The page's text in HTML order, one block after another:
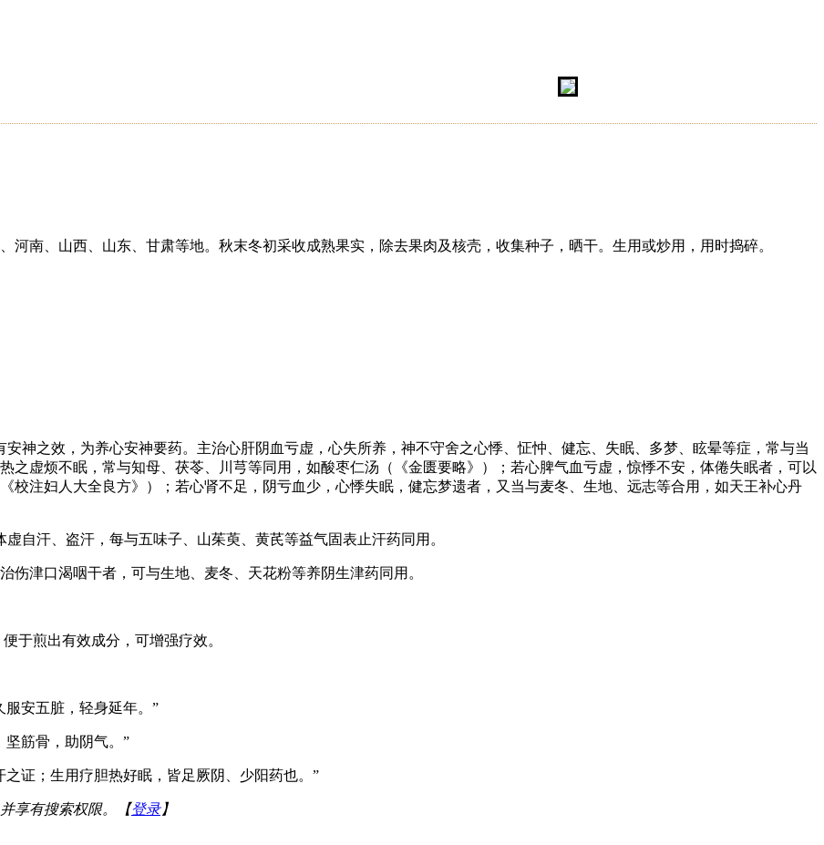
河南、山西、山东、甘肃等地。秋末冬初采收成熟果实，除去果肉及核壳，收集种子，晒干。生用或炒用，用时捣碎。
神之效，为养心安神要药。主治心肝阴血亏虚，心失所养，神不守舍之心悸、怔忡、健忘、失眠、多梦、眩晕等症，常与当
之虚烦不眠，常与知母、茯苓、川芎等同用，如酸枣仁汤（《金匮要略》）；若心脾气血亏虚，惊悸不安，体倦失眠者，可以
校注妇人大全良方》）；若心肾不足，阴亏血少，心悸失眠，健忘梦遗者，又当与麦冬、生地、远志等合用，如天王补心丹
自汗、盗汗，每与五味子、山茱萸、黄芪等益气固表止汗药同用。
津口渴咽干者，可与生地、麦冬、天花粉等养阴生津药同用。
于煎出有效成分，可增强疗效。
服安五脏，轻身延年。”
筋骨，助阴气。”
证；生用疗胆热好眠，皆足厥阴、少阳药也。”
享有搜索权限。【登录】